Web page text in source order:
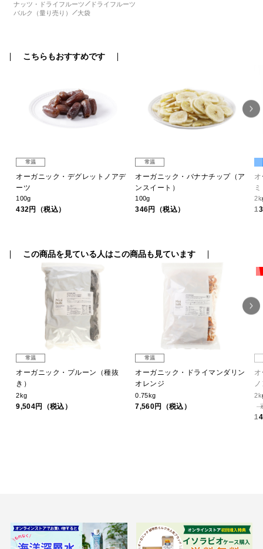
ナッツ・ドライフルーツ
ドライフルーツ
バルク（量り売り）
大袋
こちらもおすすめです
常温
オーガニック・デグレットノアデ
ーツ
100g
432円（税込）
常温
オーガニック・バナナチップ（ア
ンスイート）
100g
346円（税込）
ミ
この商品を見ている人はこの商品も見ています
常温
オーガニック・プルーン（種抜
き）
2kg
9,504円（税込）
常温
オーガニック・ドライマンダリン
オレンジ
0.75kg
7,560円（税込）